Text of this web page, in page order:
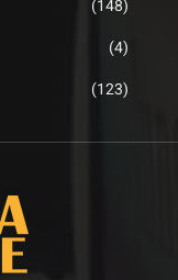
(148)
(4)
(123)